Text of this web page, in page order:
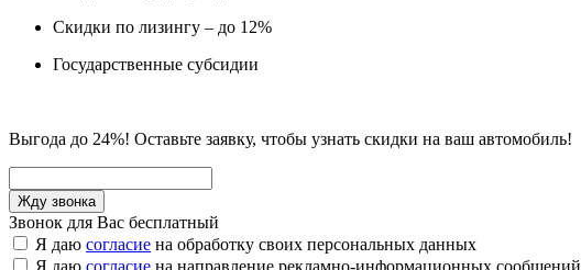
Скидки по лизингу – до 12%
Государственные субсидии
Выгода до 24%! Оставьте заявку, чтобы узнать скидки на ваш автомобиль!
Звонок для Вас бесплатный
Я даю согласие на обработку своих персональных данных
Я даю согласие на направление рекламно-информационных сообщений